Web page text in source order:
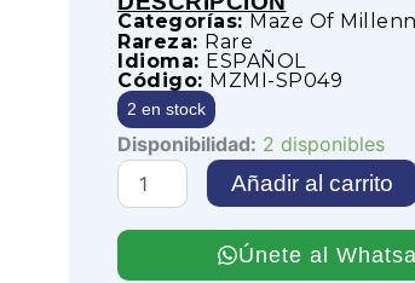
Categorías: Maze Of
Rareza: Rare
Idioma: ESPAÑOL
Código: MZMI-SP049
2 en stock
Disponibilidad: 2 disponibles
Earthbound
Linewalker
cantidad
Añadir al carrito
Únete al